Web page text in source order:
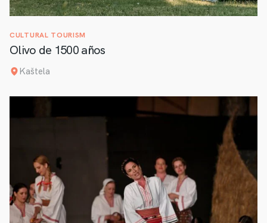
CULTURAL TOURISM
Olivo de 1500 años
Kaštela